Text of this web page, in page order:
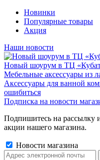
Новинки
Популярные товары
Акция
Наши новости
Новый шоурум в ТЦ
Мебельные аксессуары из
Аксессуары для ванной
ошибиться
Подписка на новости
Подпишитесь на рассылку
акции нашего магазина.
Новости магазина